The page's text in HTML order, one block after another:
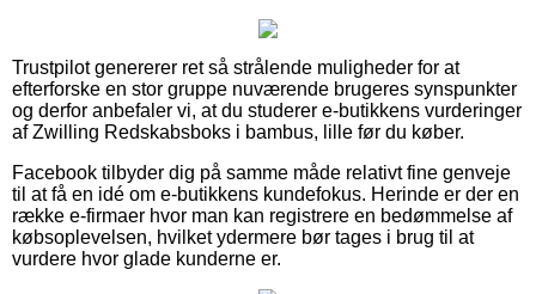
Trustpilot genererer ret så strålende muligheder for at
efterforske en stor gruppe nuværende brugeres synspunkter
og derfor anbefaler vi, at du studerer e-butikkens vurderinger
af Zwilling Redskabsboks i bambus, lille før du køber.
Facebook tilbyder dig på samme måde relativt fine genveje
til at få en idé om e-butikkens kundefokus. Herinde er der en
række e-firmaer hvor man kan registrere en bedømmelse af
købsoplevelsen, hvilket ydermere bør tages i brug til at
vurdere hvor glade kunderne er.